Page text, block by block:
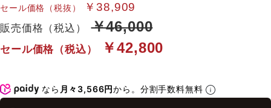
セール価格（税抜） ￥38,909
販売価格（税込） ￥46,000
セール価格（税込） ￥42,800
なら 月々3,566円から。分割手数料無料